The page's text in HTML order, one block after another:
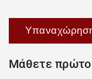
Μάθετε